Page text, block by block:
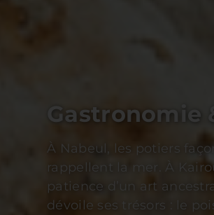
Culture &
Explorer Carthage, c’est
d’un empire qui a
Dougga, classée au
c’est marcher dans un